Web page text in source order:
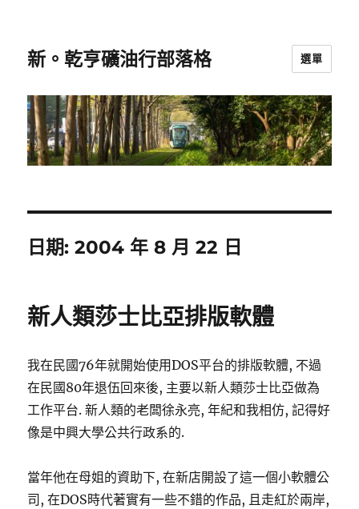
新。乾亨礦油行部落格 選單
日期:2004 年 8 月 22 日
新人類莎士比亞排版軟體
我在民國76年就開始使用DOS平台的排版軟體, 不過
在民國80年退伍回來後, 主要以新人類莎士比亞做為
工作平台. 新人類的老闆徐永亮, 年紀和我相仿, 記得好
像是中興大學公共行政系的.
當年他在母姐的資助下, 在新店開設了這一個小軟體公
司, 在DOS時代著實有一些不錯的作品, 且走紅於兩岸,